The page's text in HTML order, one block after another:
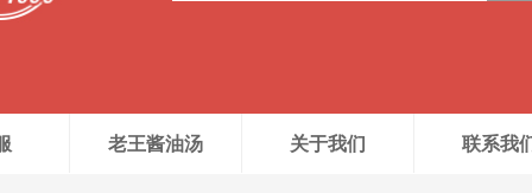
老王酱油汤 关于我们 联系我